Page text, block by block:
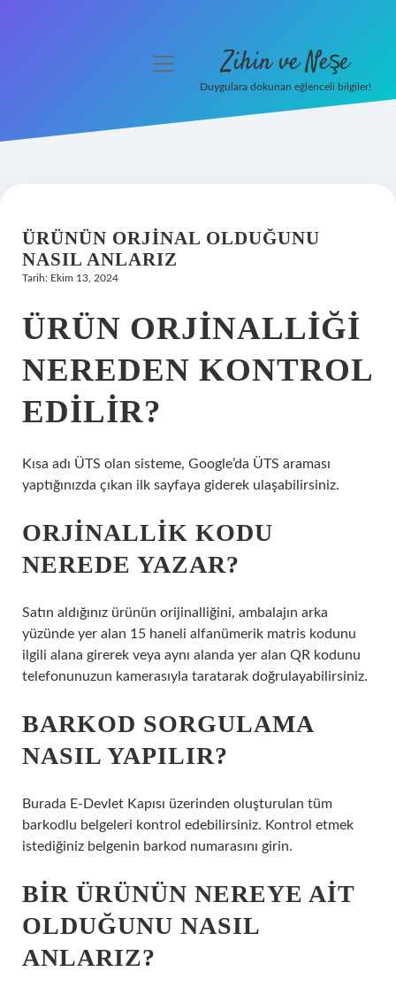
Hakkımızda
menüyü
Zihin ve Neşe
Duygulara dokunan eğlenceli bilgiler!
ÜRÜNÜN ORJINAL OLDUĞUNU
NASIL ANLARIZ
Tarih: Ekim 13, 2024
ÜRÜN ORJINALLIĞI
NEREDEN KONTROL
EDILIR?
Kısa adı ÜTS olan sisteme, Google’da ÜTS araması
yaptığınızda çıkan ilk sayfaya giderek ulaşabilirsiniz.
ORJINALLIK KODU
NEREDE YAZAR?
Satın aldığınız ürünün orijinalliğini, ambalajın arka
yüzünde yer alan 15 haneli alfanümerik matris kodunu
ilgili alana girerek veya aynı alanda yer alan QR kodunu
telefonunuzun kamerasıyla taratarak doğrulayabilirsiniz.
BARKOD SORGULAMA
NASIL YAPILIR?
Burada E-Devlet Kapısı üzerinden oluşturulan tüm
barkodlu belgeleri kontrol edebilirsiniz. Kontrol etmek
istediğiniz belgenin barkod numarasını girin.
BIR ÜRÜNÜN NEREYE AIT
OLDUĞUNU NASIL
ANLARIZ?